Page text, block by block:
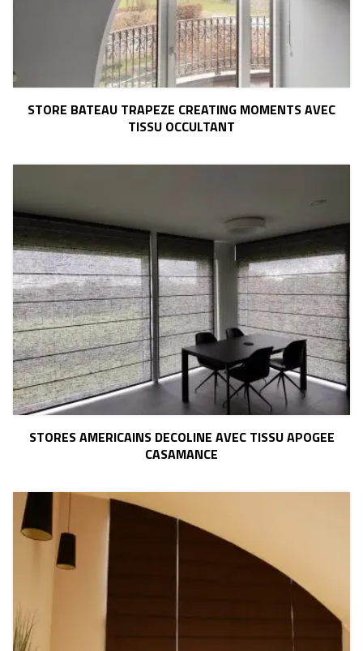
STORE BATEAU TRAPEZE CREATING MOMENTS AVEC
TISSU OCCULTANT
STORES AMERICAINS DECOLINE AVEC TISSU APOGEE
CASAMANCE